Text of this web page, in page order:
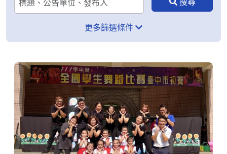
更多篩選條件